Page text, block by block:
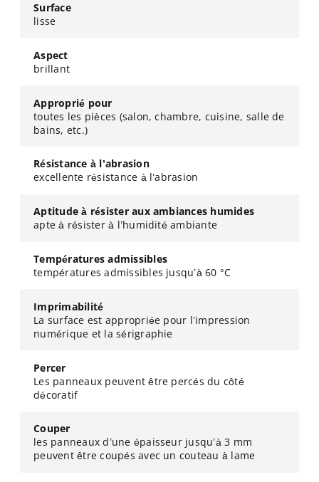
Surface
lisse
Aspect
brillant
Approprié pour
toutes les pièces (salon, chambre, cuisine, salle de
bains, etc.)
Résistance à l’abrasion
excellente résistance à l’abrasion
Aptitude à résister aux ambiances humides
apte à résister à l’humidité ambiante
Températures admissibles
températures admissibles jusqu’à 60 °C
Imprimabilité
La surface est appropriée pour l’impression
numérique et la sérigraphie
Percer
Les panneaux peuvent être percés du côté
décoratif
Couper
les panneaux d’une épaisseur jusqu’à 3 mm
peuvent être coupés avec un couteau à lame